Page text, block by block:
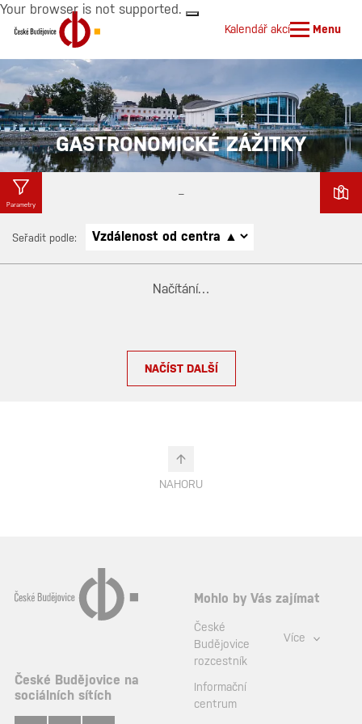
Your browser is not supported.
Kalendář akcí Menu
Počasí
Parkoviště
GASTRONOMICKÉ ZÁŽITKY
Parametry
Seřadit podle:
–
Načítání…
NAČÍST DALŠÍ
NAHORU
České Budějovice na
sociálních sítích
Mohlo by Vás zajímat
České
Budějovice
rozcestník
Informační
centrum
Více